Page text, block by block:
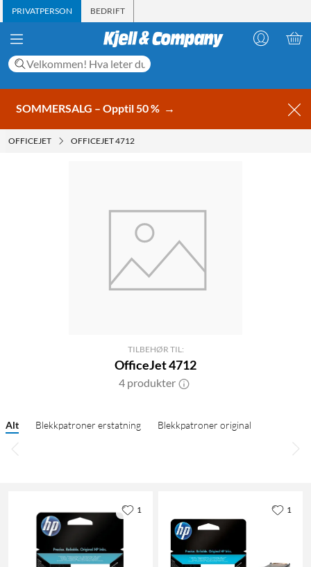
PRIVATPERSON BEDRIFT
SOMMERSALG – Opptil 50 % →
OFFICEJET OFFICEJET 4712
TILBEHØR TIL:
OfficeJet 4712
4 produkter
Alt Blekkpatroner erstatning Blekkpatroner original
1 1